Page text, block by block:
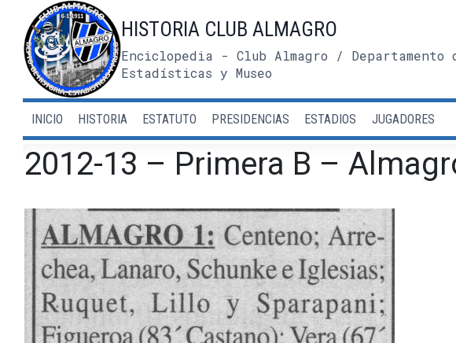
contenido
HISTORIA CLUB ALMAGRO
Enciclopedia - Club Almagro /
Estadísticas y Museo
INICIO HISTORIA ESTATUTO PRESIDENCIAS ESTADIOS JUGADORES
2012-13 – Primera B –